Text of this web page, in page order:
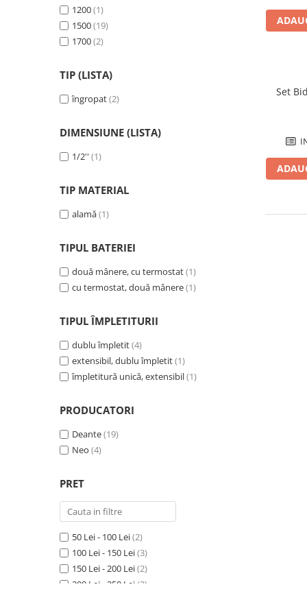
Suport periute dinti
Suport hartie igienica
Dozator sapun
Etajere baie
Cosuri de gunoi
Sifoane, racorduri si ventile
1200(1)
1500(19)
1700(2)
TIP (LISTA)
îngropat(2)
DIMENSIUNE (LISTA)
1/2'' (1)
TIP MATERIAL
alamă(1)
TIPUL BATERIEI
două mânere, cu termostat(1)
cu termostat, două mânere(1)
TIPUL ÎMPLETITURII
dublu împletit(4)
extensibil, dublu împletit(1)
împletitură unică, extensibil(1)
PRODUCATORI
Deante(19)
Neo (4)
PRET
50 Lei - 100 Lei(2)
100 Lei - 150 Lei(3)
150 Lei - 200 Lei(2)
200 Lei - 250 Lei (2)
Set